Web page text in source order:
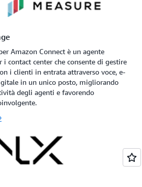
Amazon Connect è un agente
i contact center che consente di gestire
i clienti in entrata attraverso voce, e-
in un unico posto, migliorando
degli agenti e favorendo